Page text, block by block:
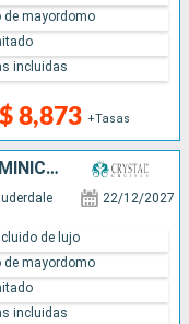
8,873 +Tasas
de mayordomo
incluidas
ESTADOS UNIDOS, REPÚBLICA DOMINICANA, MÉXICO, SANTA LUCIA, ISLAS CAIMÁN, JAMAICA, PUERTO RICO
22/12/2027
de lujo
de mayordomo
incluidas